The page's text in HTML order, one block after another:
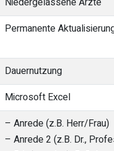
Permanente
Dauernutzung
Microsoft Excel
– Anrede (z.B. Herr/Frau)
– Anrede 2 (z.B. Dr.,